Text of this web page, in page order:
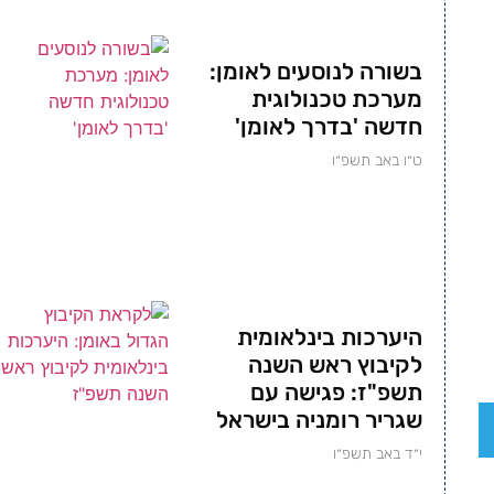
בשורה לנוסעים לאומן:
מערכת טכנולוגית
חדשה 'בדרך לאומן'
ט״ו באב תשפ״ו
היערכות בינלאומית
לקיבוץ ראש השנה
תשפ"ז: פגישה עם
שגריר רומניה בישראל
י״ד באב תשפ״ו